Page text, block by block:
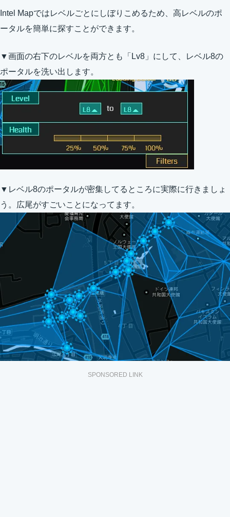
Intel Mapではレベルごとにしぼりこめるため、高レベルのポ
ータルを簡単に探すことができます。
▼画面の右下のレベルを両方とも「Lv8」にして、レベル8の
ポータルを洗い出します。
▼レベル8のポータルが密集してるところに実際に行きましょ
う。広尾がすごいことになってます。
SPONSORED LINK